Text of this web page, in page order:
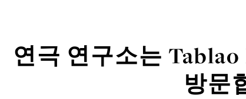
연극 연구소는
방문